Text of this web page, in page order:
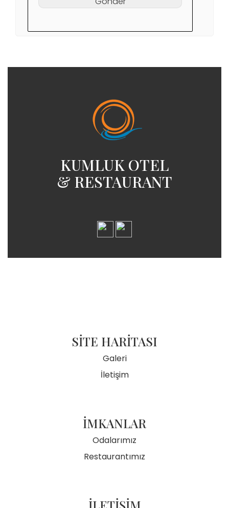
KUMLUK OTEL
& RESTAURANT
SİTE HARİTASI
Galeri
İletişim
İMKANLAR
Odalarımız
Restaurantımız